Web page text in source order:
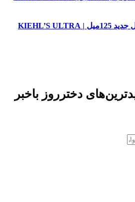
کرم اولترا فشیال کیلز مدل جدید 125میل | KIEHL’S ULTRA
دخترروز باخبر